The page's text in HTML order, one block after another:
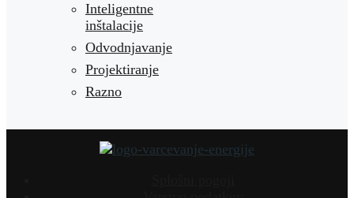
Inteligentne
inštalacije
Odvodnjavanje
Projektiranje
Razno